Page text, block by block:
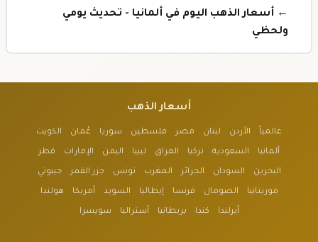
← أسعار الذهب اليوم في ألمانيا - تحديث يومي
ولحظي
أسعار الذهب
عالمياً الأردن لبنان مصر فلسطين سوريا عُمان الكويت
ألمانيا السعودية تركيا العراق ليبيا اليمن الإمارات قطر
البحرين السودان الجزائر المغرب تونس جزر القمر جيبوتي
موريتانيا الصومال فرنسا إيطاليا السويد أمريكا هولندا
أيرلندا كندا بريطانيا أستراليا سويسرا